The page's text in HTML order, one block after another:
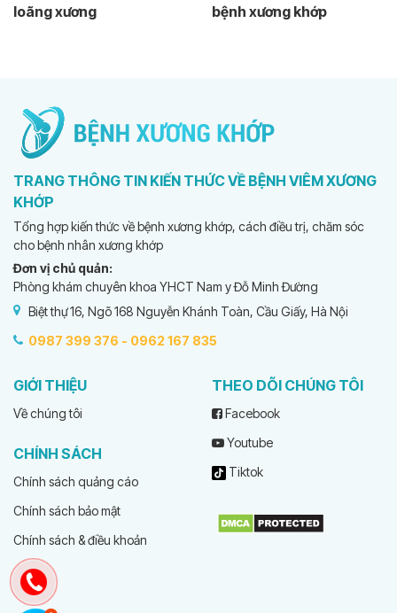
loãng xương
bệnh xương khớp
TRANG THÔNG TIN KIẾN THỨC VỀ BỆNH VIÊM XƯƠNG
KHỚP
Tổng hợp kiến thức về bệnh xương khớp, cách điều trị, chăm sóc
cho bệnh nhân xương khớp
Đơn vị chủ quản:
Phòng khám chuyên khoa YHCT Nam y Đỗ Minh Đường
Biệt thự 16, Ngõ 168 Nguyễn Khánh Toàn, Cầu Giấy, Hà Nội
0987 399 376 - 0962 167 835
GIỚI THIỆU
Về chúng tôi
CHÍNH SÁCH
Chính sách quảng cáo
Chính sách bảo mật
Chính sách & điều khoản
THEO DÕI CHÚNG TÔI
Facebook
Youtube
Tiktok